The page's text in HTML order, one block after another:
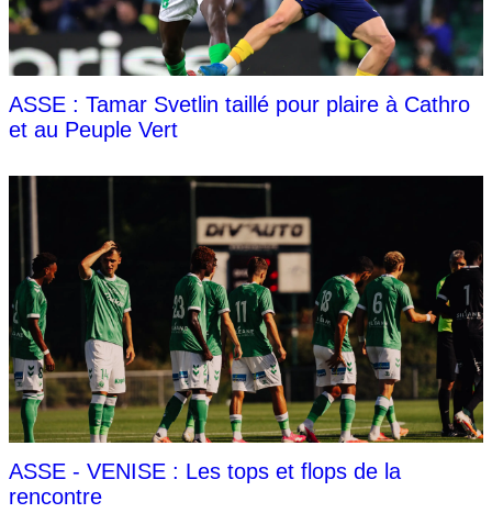
ASSE : Tamar Svetlin taillé pour plaire à Cathro
et au Peuple Vert
ASSE - VENISE : Les tops et flops de la
rencontre